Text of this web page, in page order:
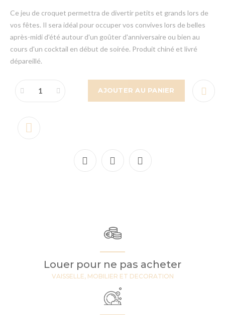
Ce jeu de croquet permettra de divertir petits et grands lors de
vos fêtes. Il sera idéal pour occuper vos convives lors de belles
après-midi d'été autour d'un goûter d'anniversaire ou bien au
cours d'un cocktail en début de soirée. Produit chiné et livré
dépareillé.
AJOUTER AU PANIER
Louer pour ne pas acheter
VAISSELLE, MOBILIER ET DECORATION